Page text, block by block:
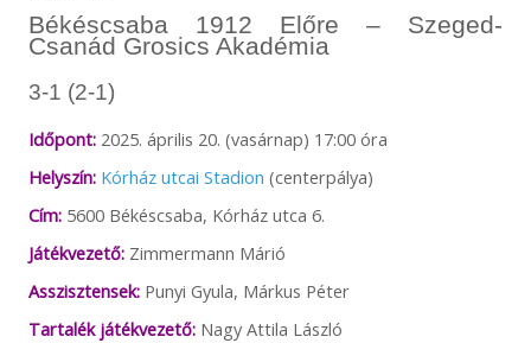
Békéscsaba 1912 Előre – Szeged-
Csanád Grosics Akadémia
3-1 (2-1)
Időpont:2025. április 20. (vasárnap) 17:00 óra
Helyszín: Kórház utcai Stadion (centerpálya)
Cím:5600 Békéscsaba, Kórház utca 6.
Játékvezető:Zimmermann Márió
Asszisztensek:Punyi Gyula, Márkus Péter
Tartalék játékvezető:Nagy Attila László